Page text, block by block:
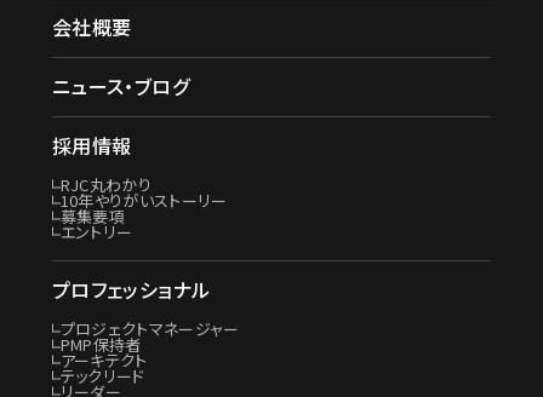
会社概要
ニュース・ブログ
採用情報
RJC丸わかり
10年やりがいストーリー
募集要項
エントリー
プロフェッショナル
プロジェクトマネージャー
PMP保持者
アーキテクト
テックリード
リーダー